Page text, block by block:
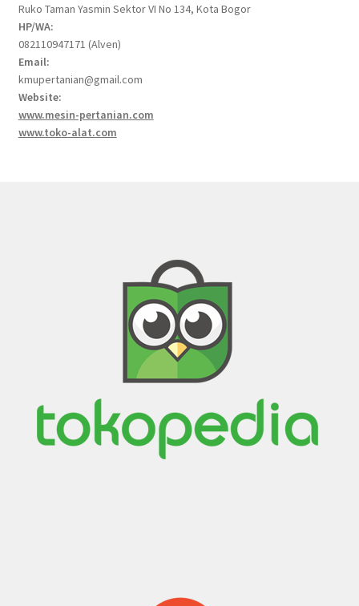
Ruko Taman Yasmin Sektor VI No 134, Kota Bogor
HP/WA:
082110947171 (Alven)
Email:
kmupertanian@gmail.com
Website:
www.mesin-pertanian.com
www.toko-alat.com